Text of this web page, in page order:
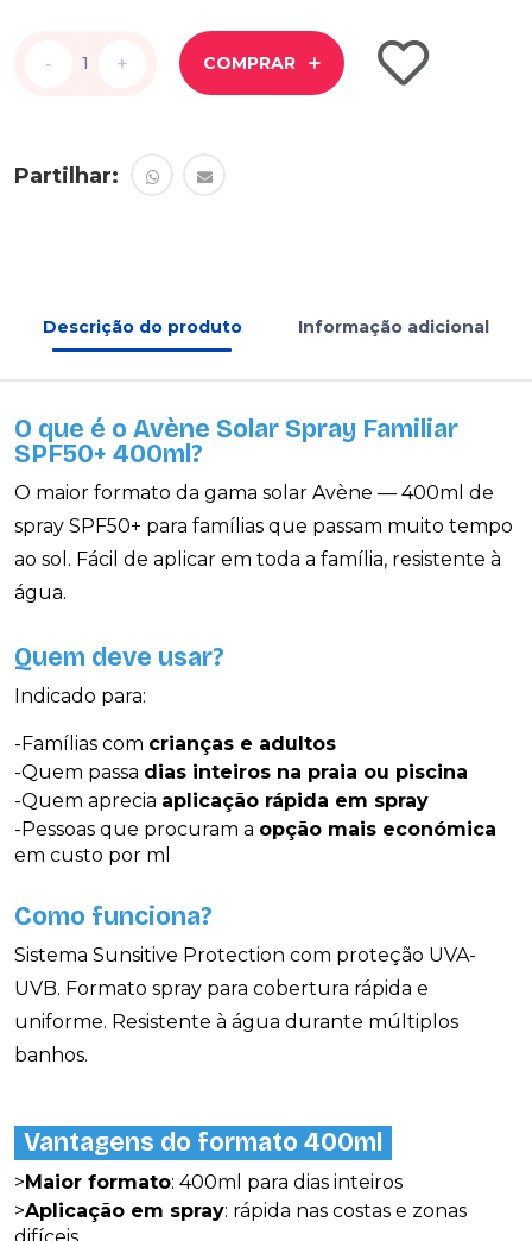
- +
- + COMPRAR
Partilhar:
Descrição do produto Informação adicional
O que é o Avène Solar Spray Familiar
SPF50+ 400ml?
O maior formato da gama solar Avène — 400ml de
spray SPF50+ para famílias que passam muito tempo
ao sol. Fácil de aplicar em toda a família, resistente à
água.
Quem deve usar?
Indicado para:
-Famílias com crianças e adultos
-Quem passa dias inteiros na praia ou piscina
-Quem aprecia aplicação rápida em spray
-Pessoas que procuram a opção mais económica
em custo por ml
Como funciona?
Sistema Sunsitive Protection com proteção UVA-
UVB. Formato spray para cobertura rápida e
uniforme. Resistente à água durante múltiplos
banhos.
Vantagens do formato 400ml
>Maior formato: 400ml para dias inteiros
>Aplicação em spray: rápida nas costas e zonas
difíceis